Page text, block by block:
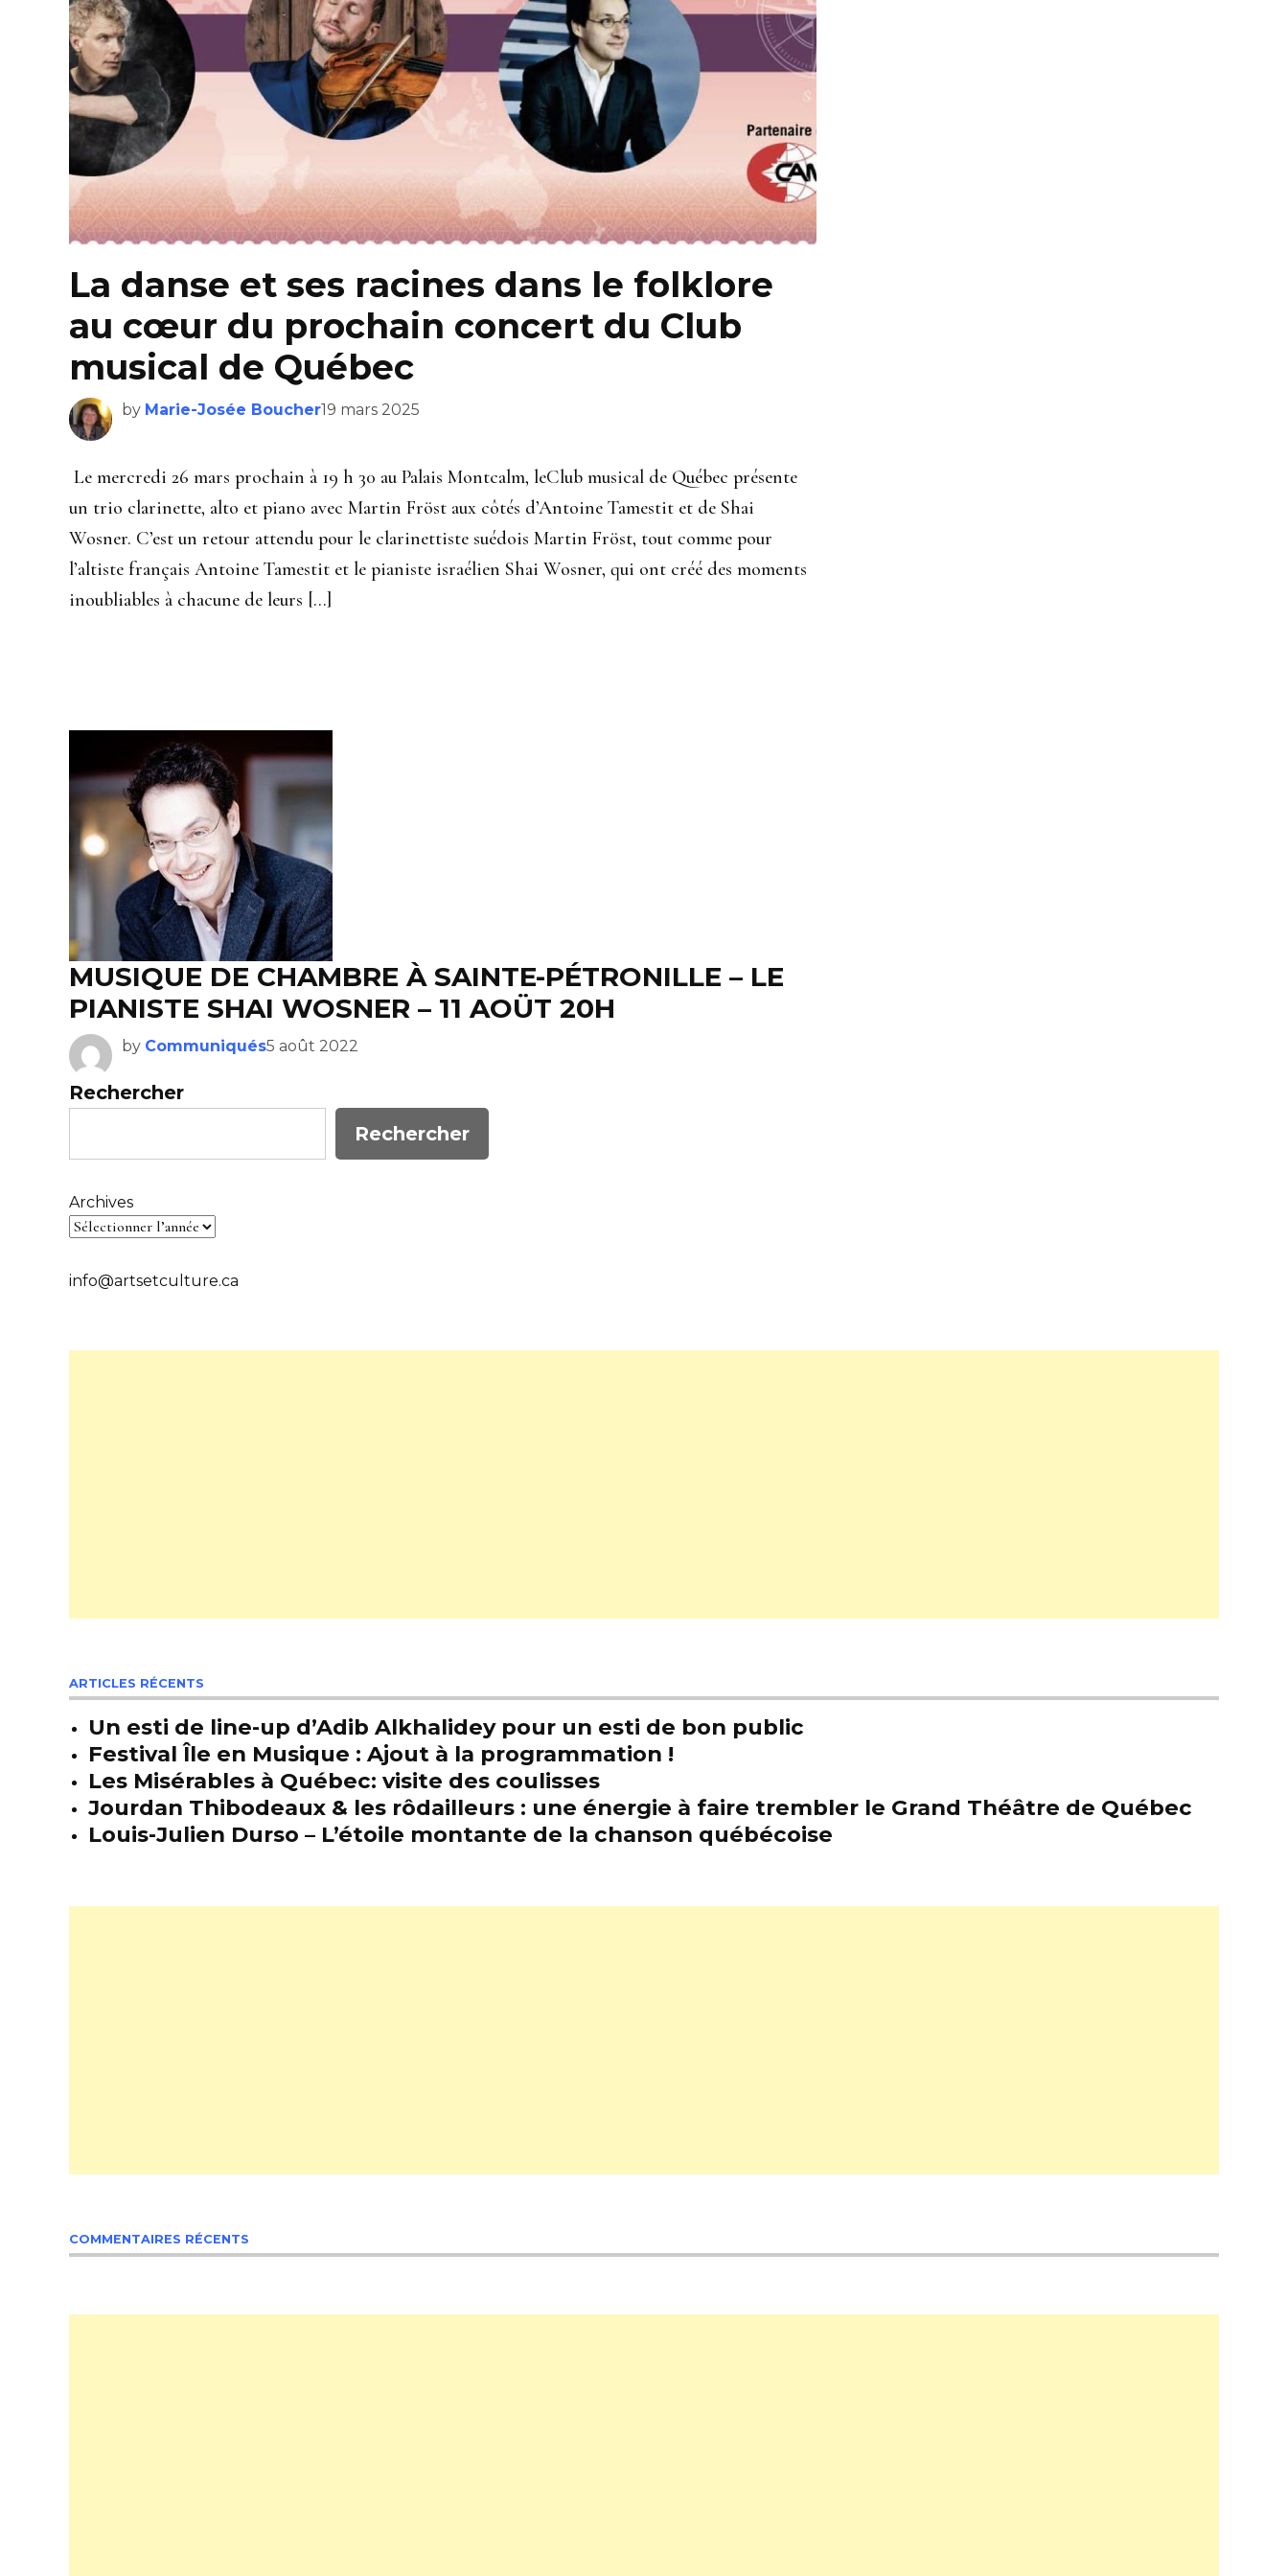
La danse et ses racines dans le folklore
au cœur du prochain concert du Club
musical de Québec
by Marie-Josée Boucher19 mars 2025
Le mercredi 26 mars prochain à 19 h 30 au Palais Montcalm, leClub musical de Québec présente
un trio clarinette, alto et piano avec Martin Fröst aux côtés d’Antoine Tamestit et de Shai
Wosner. C’est un retour attendu pour le clarinettiste suédois Martin Fröst, tout comme pour
l’altiste français Antoine Tamestit et le pianiste israélien Shai Wosner, qui ont créé des moments
inoubliables à chacune de leurs […]
MUSIQUE DE CHAMBRE À SAINTE-PÉTRONILLE – LE
PIANISTE SHAI WOSNER – 11 AOÜT 20H
by Communiqués5 août 2022
Rechercher
Rechercher
Archives
info@artsetculture.ca
ARTICLES RÉCENTS
Un esti de line-up d’Adib Alkhalidey pour un esti de bon public
Festival Île en Musique : Ajout à la programmation !
Les Misérables à Québec: visite des coulisses
Jourdan Thibodeaux & les rôdailleurs : une énergie à faire trembler le Grand Théâtre de Québec
Louis-Julien Durso – L’étoile montante de la chanson québécoise
COMMENTAIRES RÉCENTS